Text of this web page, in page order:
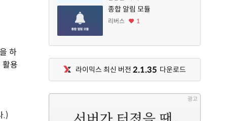
하
활용
.)
종합 알림 모듈
리버스 1
라이믹스 최신 버전 2.1.35 다운로드
광고